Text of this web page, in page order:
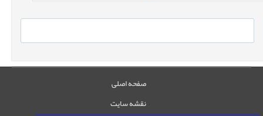
صفحه اصلی
نقشه سایت